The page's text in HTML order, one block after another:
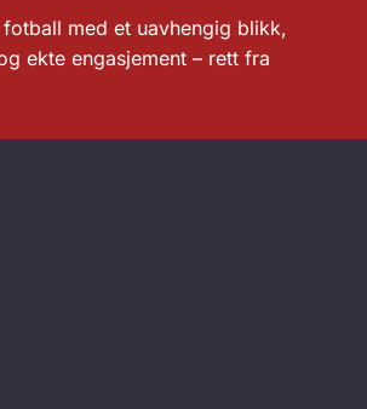
med et uavhengig blikk,
ekte engasjement – rett fra